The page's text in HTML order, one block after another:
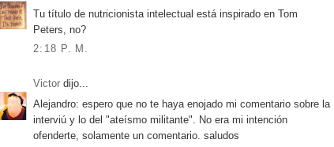
Tu título de nutricionista intelectual está inspirado en Tom
Peters, no?
2:18 P. M.
Victor dijo...
Alejandro: espero que no te haya enojado mi comentario sobre la
interviú y lo del "ateísmo militante". No era mi intención
ofenderte, solamente un comentario. saludos